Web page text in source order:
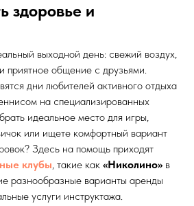
здоровье и
выходной день: свежий воздух,
приятное общение с друзьями.
дни любителей активного отдыха
на специализированных
идеальное место для игры,
или ищете комфортный вариант
Здесь на помощь приходят
клубы, такие как «Николино» в
разнообразные варианты аренды
услуги инструктажа.